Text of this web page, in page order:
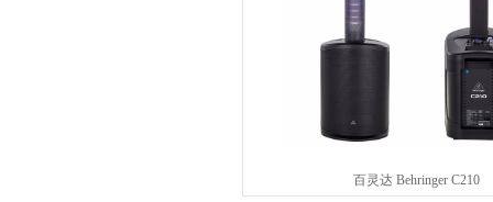
百灵达 Behringer C210